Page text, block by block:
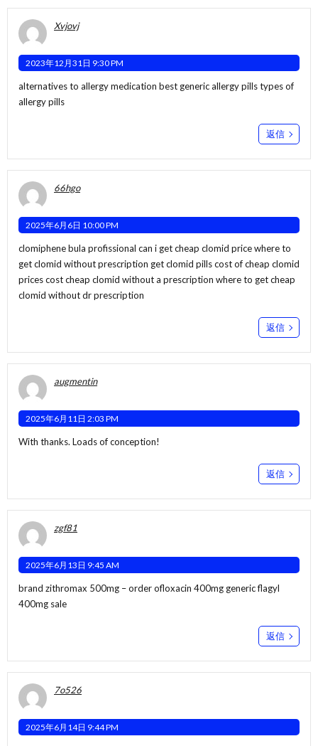
Xvjovj
2023年12月31日 9:30 PM
alternatives to allergy medication best generic allergy pillstypes of
allergy pills
返信
66hgo
2025年6月6日 10:00 PM
clomiphene bula profissional can i get cheap clomid price where to
get clomid without prescription get clomid pillscost of cheap clomid
prices cost cheap clomid without a prescription where to get cheap
clomid without dr prescription
返信
augmentin
2025年6月11日 2:03 PM
With thanks. Loads of conception!
返信
zgf81
2025年6月13日 9:45 AM
brand zithromax 500mg –order ofloxacin 400mg genericflagyl
400mg sale
返信
7o526
2025年6月14日 9:44 PM